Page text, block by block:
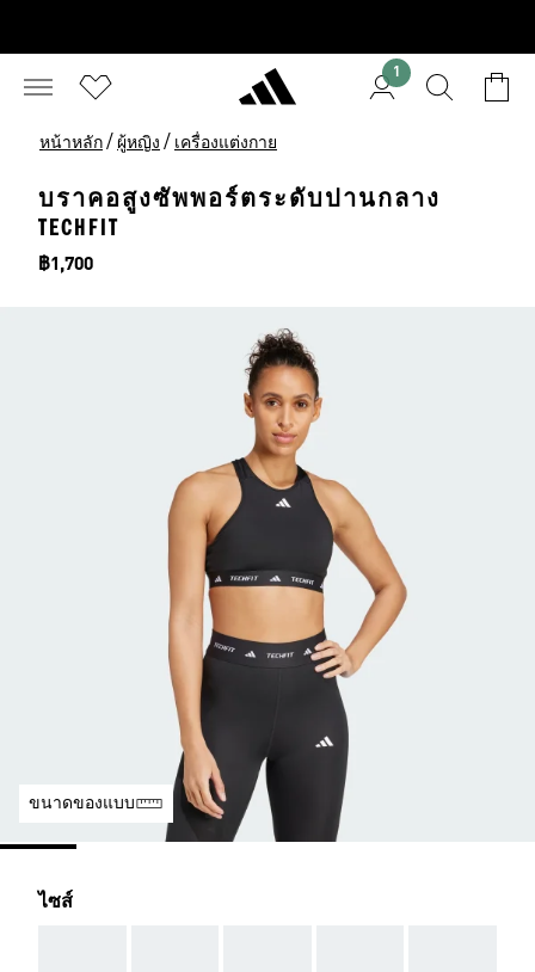
1
หน้าหลัก / ผู้หญิง / เครื่องแต่งกาย
บราคอสูงซัพพอร์ตระดับปานกลาง
TECHFIT
ราคา
฿1,700
ขนาดของแบบ
ไซส์